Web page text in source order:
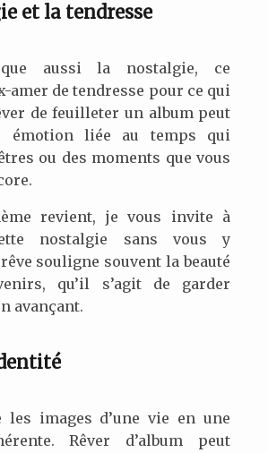
et la tendresse
aussi la nostalgie, ce
amer de tendresse pour ce qui
de feuilleter un album peut
émotion liée au temps qui
ou des moments que vous
revient, je vous invite à
nostalgie sans vous y
souligne souvent la beauté
qu’il s’agit de garder
avançant.
les images d’une vie en une
Rêver d’album peut